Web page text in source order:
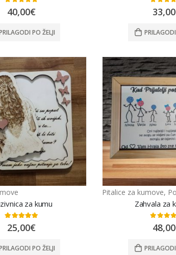
out of 5
40,00€
PO ŽELJI
0out of
33,00
za kumu
5.00 out of 5
25,00€
PO ŽELJI
Pitalice za kumove,
Zahvala za
out of
48,00